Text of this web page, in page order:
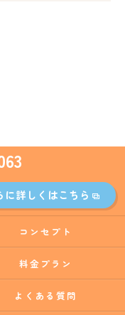
に詳しくはこちら
コンセプト
料金プラン
よくある質問